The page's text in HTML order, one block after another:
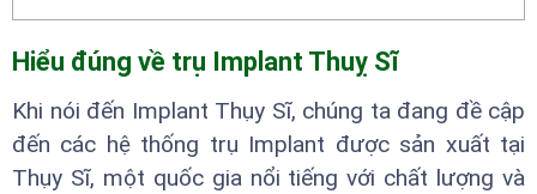
Hiểu đúng về trụ Implant Thuỵ Sĩ
Khi nói đến Implant Thụy Sĩ, chúng ta đang đề cập
đến các hệ thống trụ Implant được sản xuất tại
Thụy Sĩ, một quốc gia nổi tiếng với chất lượng và